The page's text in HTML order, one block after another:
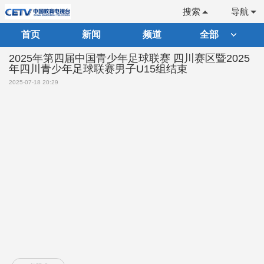
导航
搜索
首页 新闻 频道 全部
2025年第四届中国青少年足球联赛 四川赛区暨2025
年四川青少年足球联赛男子U15组结束
2025-07-18 20:29